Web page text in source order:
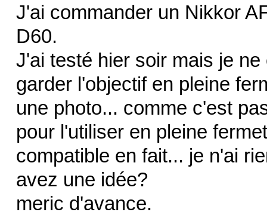
J'ai commander un Nikkor
D60.
J'ai testé hier soir mais je
garder l'objectif en pleine
une photo... comme c'est
pour l'utiliser en pleine
compatible en fait... je n'ai
avez une idée?
meric d'avance.